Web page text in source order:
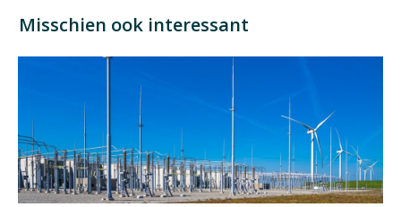
Misschien ook interessant